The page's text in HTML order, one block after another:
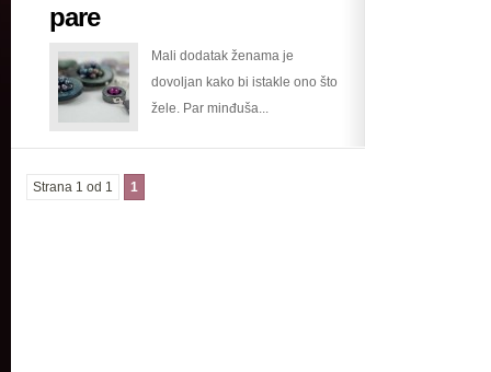
pare
Mali dodatak ženama je
dovoljan kako bi istakle ono što
žele. Par minđuša...
Strana 1 od 1 1